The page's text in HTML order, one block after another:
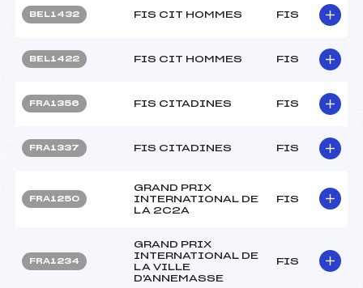
BEL1432 FIS CIT HOMMES FIS
BEL1422 FIS CIT HOMMES FIS
FRA1356 FIS CITADINES FIS
FRA1337 FIS CITADINES FIS
FRA1250
GRAND PRIX
INTERNATIONAL DE
LA 2C2A
FIS
FRA1234
GRAND PRIX
INTERNATIONAL DE
LA VILLE
D'ANNEMASSE
FIS